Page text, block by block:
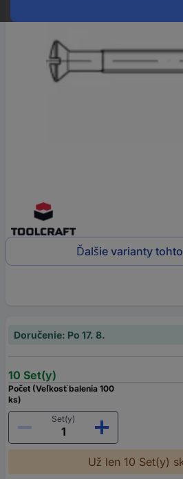
Ďalšie varianty
Doručenie: Po 17. 8.
10 Set(y)
Počet (Veľkosť balenia 100
ks)
Set(y)
Už len 10 Set(y)